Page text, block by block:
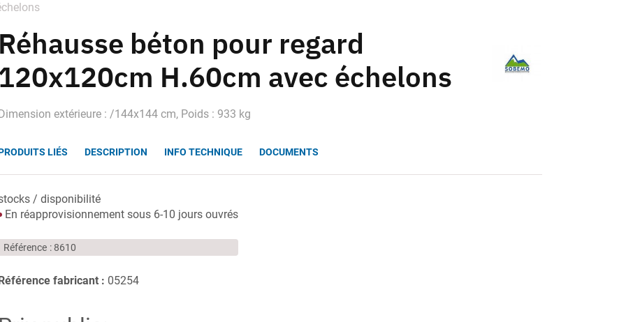
Réhausse béton pour regard
120x120cm H.60cm avec échelons
extérieure : /144x144 cm, Poids : 933 kg
LIÉS DESCRIPTION INFO TECHNIQUE DOCUMENTS
/ disponibilité
En réapprovisionnement sous 6-10 jours ouvrés
Référence 8610
fabricant : 05254